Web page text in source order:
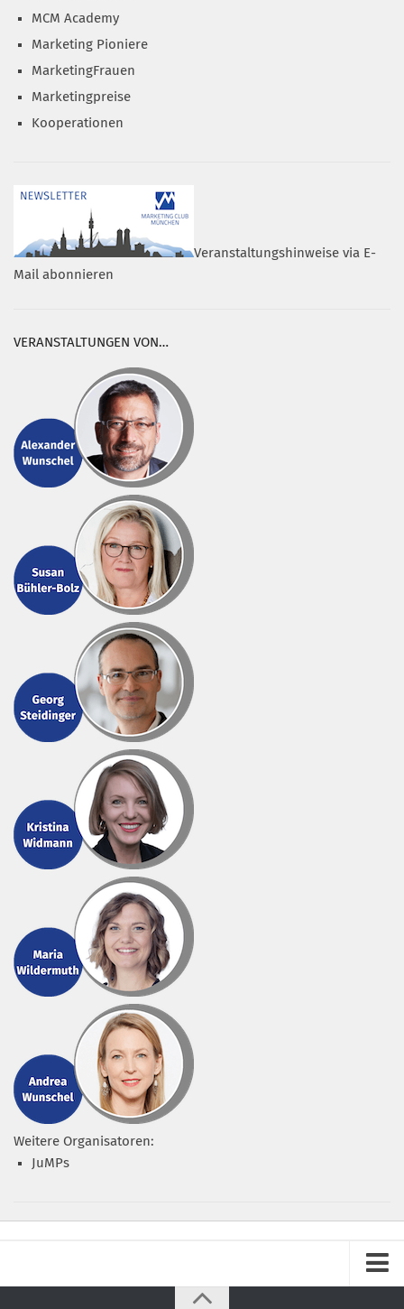
MCM Academy
Marketing Pioniere
MarketingFrauen
Marketingpreise
Kooperationen
Veranstaltungshinweise via E-
Mail abonnieren
VERANSTALTUNGEN VON…
Weitere Organisatoren:
JuMPs